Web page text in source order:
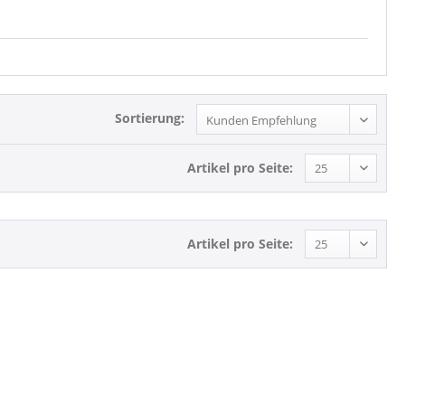
Sortierung:
Artikel pro Seite:
Artikel pro Seite: